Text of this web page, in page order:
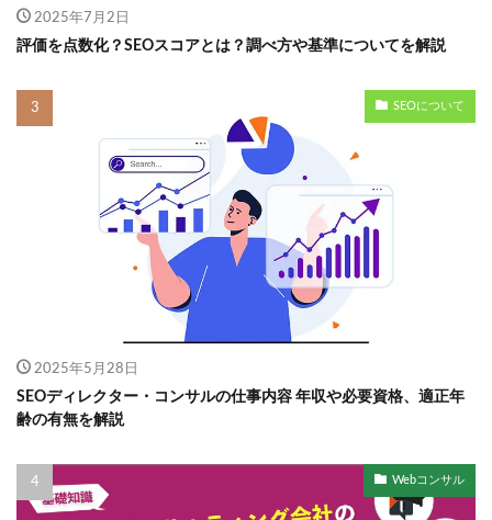
2025年7月2日
評価を点数化？SEOスコアとは？調べ方や基準についてを解説
SEOについて
2025年5月28日
SEOディレクター・コンサルの仕事内容 年収や必要資格、適正年
齢の有無を解説
Webコンサル